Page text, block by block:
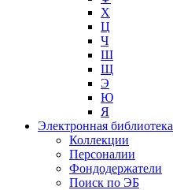
Х
Ц
Ч
Ш
Щ
Э
Ю
Я
Электронная библиотека
Коллекции
Персоналии
Фондодержатели
Поиск по ЭБ